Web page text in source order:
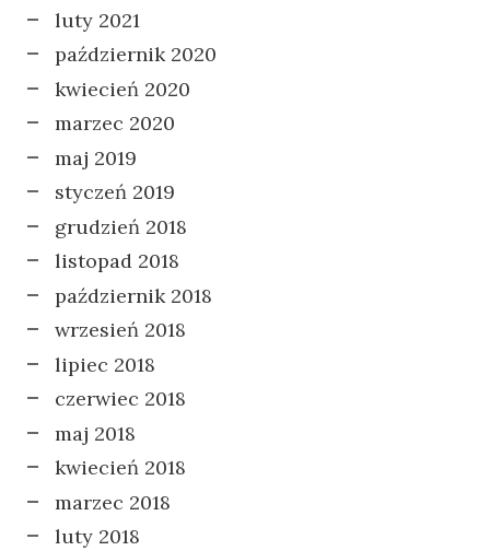
luty 2021
październik 2020
kwiecień 2020
marzec 2020
maj 2019
styczeń 2019
grudzień 2018
listopad 2018
październik 2018
wrzesień 2018
lipiec 2018
czerwiec 2018
maj 2018
kwiecień 2018
marzec 2018
luty 2018